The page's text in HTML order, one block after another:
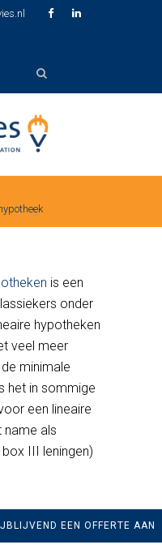
is een
onder
hypotheken
veel meer
minimale
het in sommige
een lineaire
name als
III leningen)
EEN OFFERTE AAN